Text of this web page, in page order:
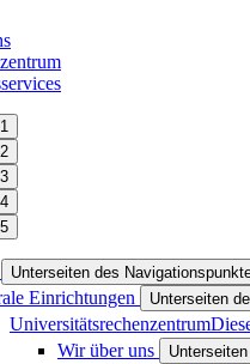
Unterseiten des
Einrichtungen Unterseiten
Universitätsrechenzentrum
Wir über uns